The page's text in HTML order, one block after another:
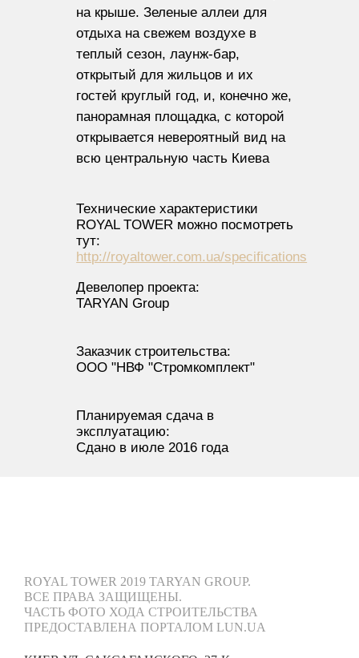
на крыше. Зеленые аллеи для
отдыха на свежем воздухе в
теплый сезон, лаунж-бар,
открытый для жильцов и их
гостей круглый год, и, конечно же,
панорамная площадка, с которой
открывается невероятный вид на
всю центральную часть Киева
Технические характеристики
ROYAL TOWER можно посмотреть
тут:
http://royaltower.com.ua/specifications
Девелопер проекта:
TARYAN Group
Заказчик строительства:
ООО "НВФ "Стромкомплект"
Планируемая сдача в
эксплуатацию:
Сдано в июле 2016 года
ROYAL TOWER 2019 TARYAN GROUP.
ВСЕ ПРАВА ЗАЩИЩЕНЫ.
ЧАСТЬ ФОТО ХОДА СТРОИТЕЛЬСТВА
ПРЕДОСТАВЛЕНА ПОРТАЛОМ LUN.UA